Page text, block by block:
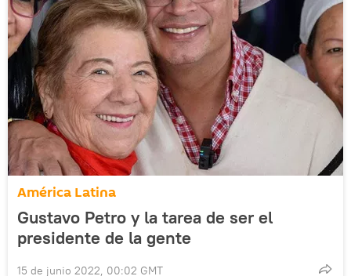
América Latina
Gustavo Petro y la tarea de ser el
presidente de la gente
15 de junio 2022, 00:02 GMT